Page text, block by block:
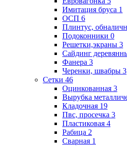
Имитация бруса 1
ОСП 6
Плинтус,
Подоконники 0
Решетки,экраны 3
Сайдинг
Фанера 3
Черенки, швабры 3
Сетки 46
Оцинкованная 3
Вырубка
Кладочная 19
Пвс, просечка 3
Пластиковая 4
Рабица 2
Сварная 1